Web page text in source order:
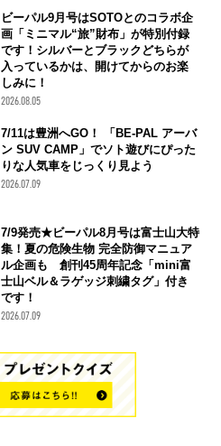
ビーパル9月号はSOTOとのコラボ企
画「ミニマル“旅”財布」が特別付録
です！シルバーとブラックどちらが
入っているかは、開けてからのお楽
しみに！
2026.08.05
7/11は豊洲へGO！ 「BE-PAL アーバ
ン SUV CAMP」でソト遊びにぴった
りな人気車をじっくり見よう
2026.07.09
7/9発売★ビーパル8月号は富士山大特
集！夏の危険生物 完全防御マニュア
ル企画も 創刊45周年記念「mini富
士山ベル＆ラゲッジ刺繍タグ」付き
です！
2026.07.09